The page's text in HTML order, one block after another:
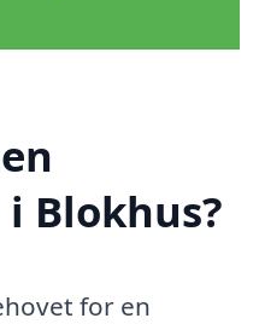
Blokhus?
for en